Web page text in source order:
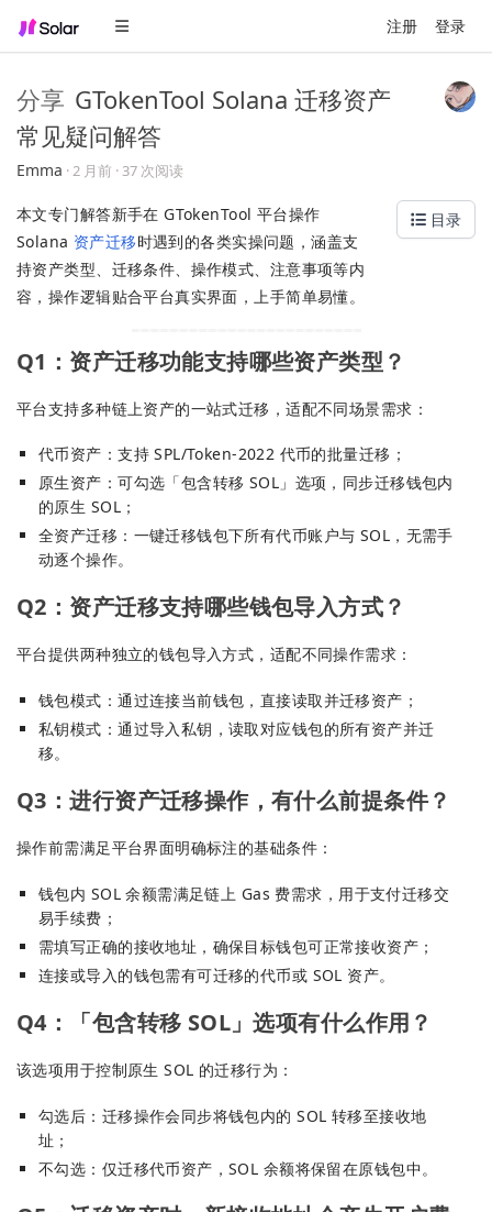
注册 登录
分享 GTokenTool Solana 迁移资产
常见疑问解答
Emma ·2 月前 · 37 次阅读
目录
本文专门解答新手在 GTokenTool 平台操作
Solana 资产迁移时遇到的各类实操问题，涵盖支
持资产类型、迁移条件、操作模式、注意事项等内
容，操作逻辑贴合平台真实界面，上手简单易懂。
Q1：资产迁移功能支持哪些资产类型？
平台支持多种链上资产的一站式迁移，适配不同场景需求：
代币资产：支持 SPL/Token-2022 代币的批量迁移；
原生资产：可勾选「包含转移 SOL」选项，同步迁移钱包内
的原生 SOL；
全资产迁移：一键迁移钱包下所有代币账户与 SOL，无需手
动逐个操作。
Q2：资产迁移支持哪些钱包导入方式？
平台提供两种独立的钱包导入方式，适配不同操作需求：
钱包模式：通过连接当前钱包，直接读取并迁移资产；
私钥模式：通过导入私钥，读取对应钱包的所有资产并迁
移。
Q3：进行资产迁移操作，有什么前提条件？
操作前需满足平台界面明确标注的基础条件：
钱包内 SOL 余额需满足链上 Gas 费需求，用于支付迁移交
易手续费；
需填写正确的接收地址，确保目标钱包可正常接收资产；
连接或导入的钱包需有可迁移的代币或 SOL 资产。
Q4：「包含转移 SOL」选项有什么作用？
该选项用于控制原生 SOL 的迁移行为：
勾选后：迁移操作会同步将钱包内的 SOL 转移至接收地
址；
不勾选：仅迁移代币资产，SOL 余额将保留在原钱包中。